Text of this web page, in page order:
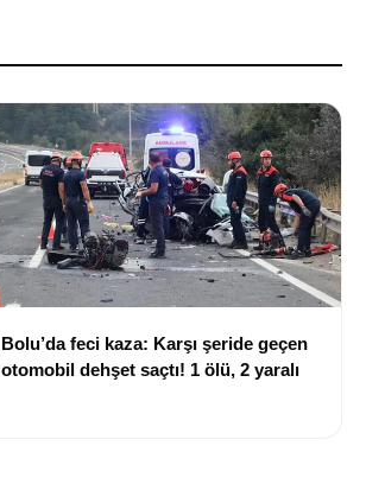
Bolu’da feci kaza: Karşı şeride geçen
otomobil dehşet saçtı! 1 ölü, 2 yaralı